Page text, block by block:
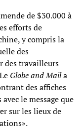
de $30.000 à
efforts de
y compris la
des
des travailleurs
Globe and Maila
des affiches
le message que
sur les lieux de